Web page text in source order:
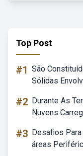
Top Post
#1 São
Sólidas
#2 Durante As
Nuvens
#3 Desafios
áreas